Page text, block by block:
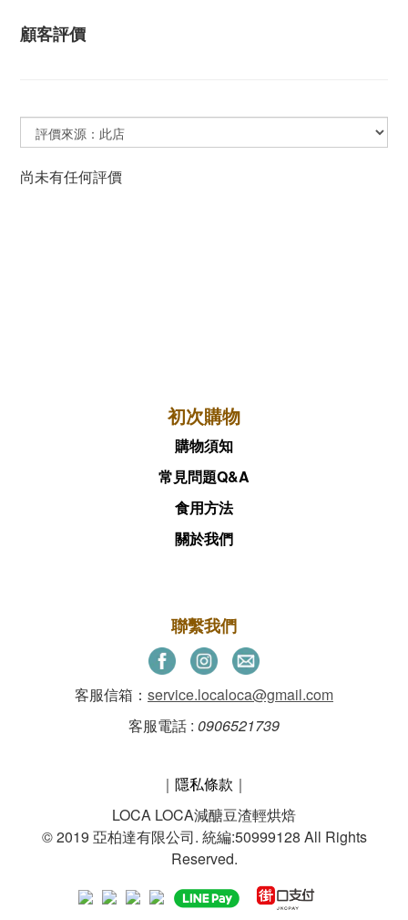
顧客評價
尚未有任何評價
初次購物
購物須知
常見問題Q&A
食用方法
關於我們
聯繫我們
客服信箱： service.localoca@gmail.com
客服電話 : 0906521739
｜ 隱私條款 ｜
LOCA LOCA減醣豆渣輕烘焙
© 2019 亞柏達有限公司. 統編:50999128 All Rights
Reserved.